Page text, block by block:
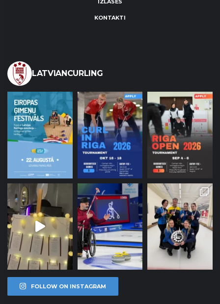
IZLASES
KONTAKTI
LATVIANCURLING
FOLLOW ON INSTAGRAM